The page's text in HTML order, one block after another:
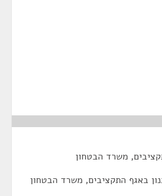
משרד הבטחון
באגף התקציבים, משרד הבטחון